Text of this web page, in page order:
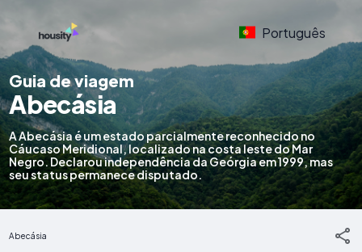
Português
Guia de viagem
Abecásia
A Abecásia é um estado parcialmente reconhecido no
Cáucaso Meridional, localizado na costa leste do Mar
Negro. Declarou independência da Geórgia em 1999, mas
seu status permanece disputado.
Abecásia